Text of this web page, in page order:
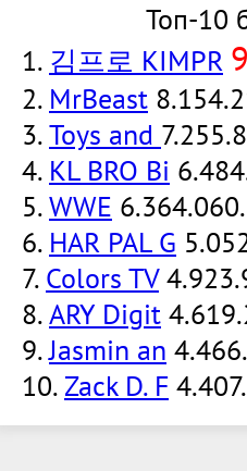
Топ-10
1. 김프로 KIMPR
2. MrBeast
3.Toys and
4. KL BRO Bi
5.WWE
6. HAR PAL G
7. Colors TV
8.ARY Digit
9.Jasmin an
10. Zack D. F